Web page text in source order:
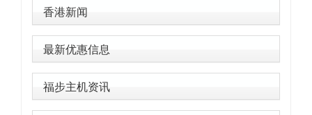
香港新闻
最新优惠信息
福步主机资讯